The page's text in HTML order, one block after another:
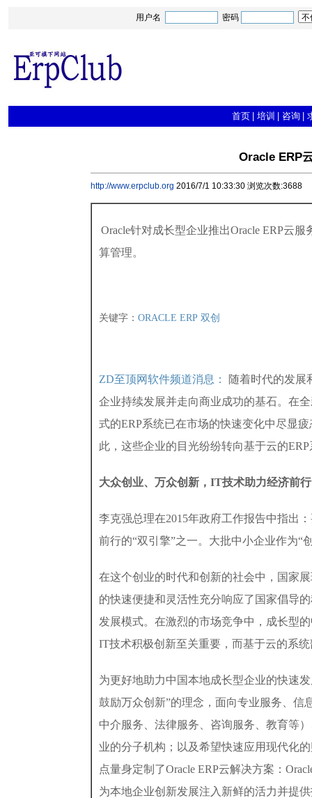
用户名 密码
首页 培训 咨询
Oracle ERP
http://www.erpclub.org 2016/7/1 10:33:30 浏览次数:3688
Oracle针对成长型企业推出Oracle ERP云
算管理。
关键字： ORACLE ERP 双创
ZD至顶网软件频道消息：
随着时代的发展
企业持续发展并走向商业成功的基石。在
式的ERP系统已在市场的快速变化中尽显
此，这些企业的目光纷纷转向基于云的
大众创业、万众创新， IT技术助力经济前行
李克强总理在2015年政府工作报告中指出
前行的“双引擎”之一。大批中小企业作为“
在这个创业的时代和创新的社会中，国家
的快速便捷和灵活性充分响应了国家倡导
发展模式。在激烈的市场竞争中，成长型
IT技术积极创新至关重要，而基于云的系
为更好地助力中国本地成长型企业的快速
鼓励万众创新”的理念，面向专业服务、信
中介服务、法律服务、咨询服务、教育等
业的分子机构；以及希望快速应用现代化
点量身定制了Oracle ERP云解决方案：
为本地企业创新发展注入新鲜的活力并提